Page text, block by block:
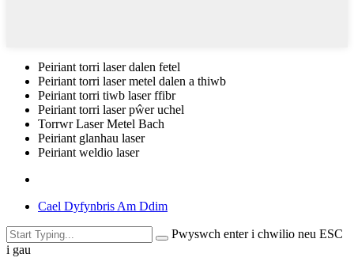
Peiriant torri laser dalen fetel
Peiriant torri laser metel dalen a thiwb
Peiriant torri tiwb laser ffibr
Peiriant torri laser pŵer uchel
Torrwr Laser Metel Bach
Peiriant glanhau laser
Peiriant weldio laser
Cael Dyfynbris Am Ddim
Pwyswch enter i chwilio neu ESC
i gau